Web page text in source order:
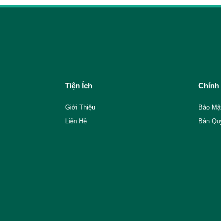
Tiện Ích
Giới Thiệu
Liên Hệ
Chính
Bảo
Bản